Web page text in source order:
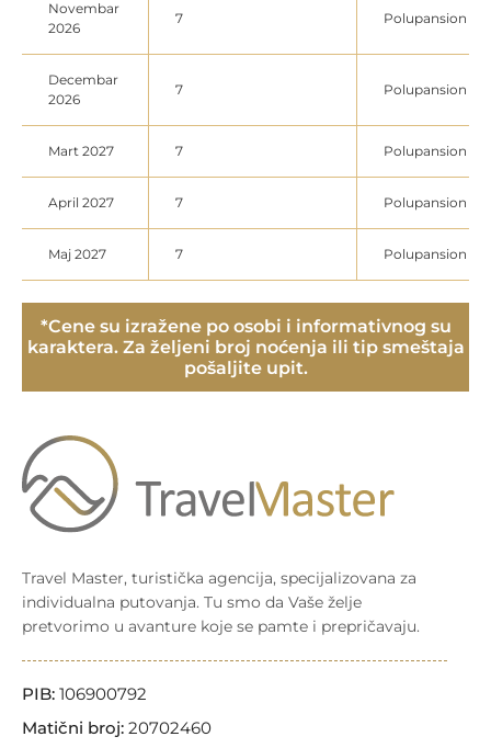
Novembar
2026
7 Polupansion
Decembar
2026
7 Polupansion
Mart 2027 7 Polupansion
April 2027 7 Polupansion
Maj 2027 7 Polupansion
*Cene su izražene po osobi i informativnog su
karaktera. Za željeni broj noćenja ili tip smeštaja
pošaljite upit.
Travel Master, turistička agencija, specijalizovana za
individualna putovanja. Tu smo da Vaše želje
pretvorimo u avanture koje se pamte i prepričavaju.
PIB: 106900792
Matični broj: 20702460